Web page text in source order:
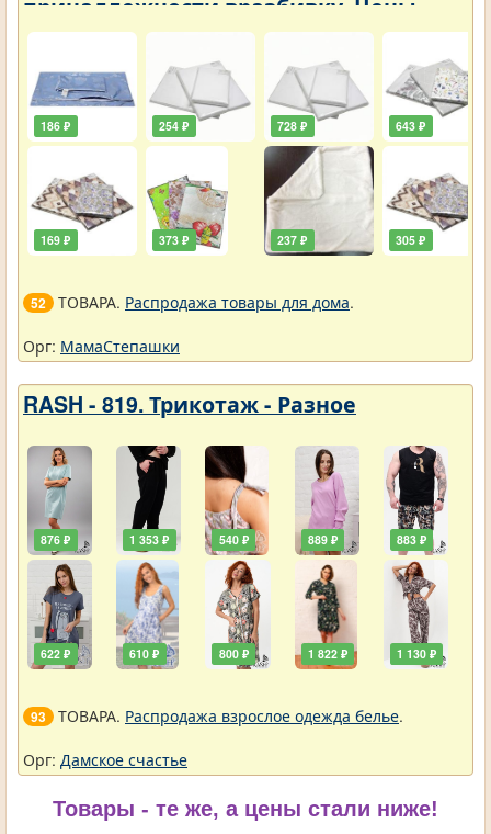
принадлежности вразбивку. Цены
упали
186 ₽
169 ₽
254 ₽
373 ₽
728 ₽
237 ₽
643 ₽
305 ₽
52 ТОВАРА. Распродажа товары для дома.
Орг: МамаСтепашки
RASH - 819. Трикотаж - Разное
876 ₽
622 ₽
1 353 ₽
610 ₽
540 ₽
800 ₽
889 ₽
1 822 ₽
883 ₽
1 130 ₽
93 ТОВАРА. Распродажа взрослое одежда белье.
Орг: Дамское счастье
Товары - те же, а цены стали ниже!